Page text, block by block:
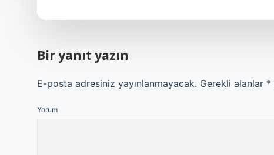
Bir yanıt yazın
E-posta adresiniz yayınlanmayacak. Gerekli alanlar *
Yorum